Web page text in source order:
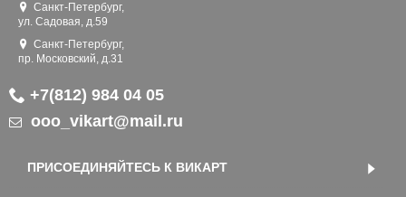
Санкт-Петербург,
ул. Садовая, д.59
Санкт-Петербург,
пр. Московский, д.31
+7(812) 984 04 05
ooo_vikart@mail.ru
ПРИСОЕДИНЯЙТЕСЬ К ВИКАРТ